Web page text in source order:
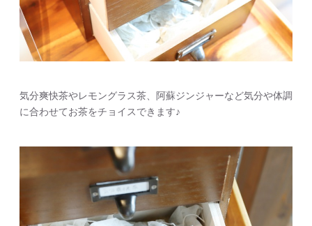
気分爽快茶やレモングラス茶、阿蘇ジンジャーなど気分や体調
に合わせてお茶をチョイスできます♪